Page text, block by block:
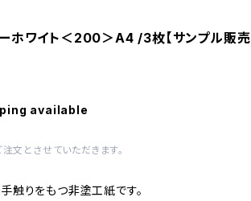
ホワイト＜200＞A4 /3枚【サンプル販売
available
文とさせていただきます。
触りをもつ非塗工紙です。